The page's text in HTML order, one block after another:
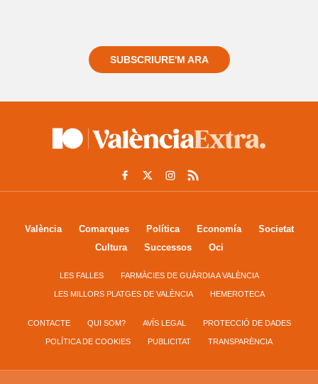
SUBSCRIURE'M ARA
València Comarques Política Economía
Societat
Cultura
Successos Oci
LES FALLES FARMÀCIES DE GUÀRDIA A VALÈNCIA
LES MILLORS PLATGES DE VALÈNCIA HEMEROTECA
CONTACTE QUI SOM? AVÍS LEGAL PROTECCIÓ DE DADES
POLÍTICA DE COOKIES PUBLICITAT TRANSPARÈNCIA